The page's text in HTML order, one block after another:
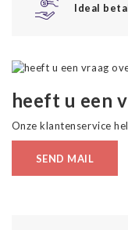
Ideal
heeft u een
Onze klantenservice
SEND MAIL